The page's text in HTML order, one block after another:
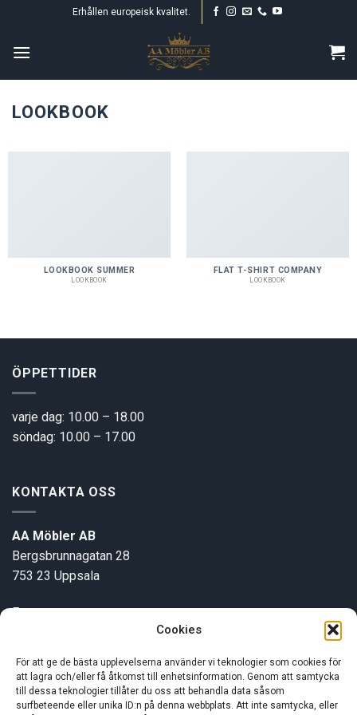
Cookies
För att ge de bästa upplevelserna använder vi teknologier som cookies för
att lagra och/eller få åtkomst till enhetsinformation. Genom att samtycka
till dessa teknologier tillåter du oss att behandla data såsom
surfbeteende eller unika ID:n på denna webbplats. Att inte samtycka, eller
content
Erhållen europeisk kvalitet.
LOOKBOOK
LOOKBOOK SUMMER
LOOKBOOK
FLAT T-SHIRT COMPANY
LOOKBOOK
ÖPPETTIDER
varje dag: 10.00 – 18.00
söndag: 10.00 – 17.00
KONTAKTA OSS
AA Möbler AB
Bergsbrunnagatan 28
753 23 Uppsala
E-post:
INFORMATION